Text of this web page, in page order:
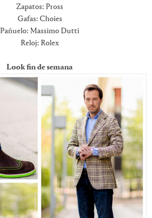
Zapatos: Pross
Gafas: Choies
Pañuelo: Massimo Dutti
Reloj: Rolex
Look fin de semana